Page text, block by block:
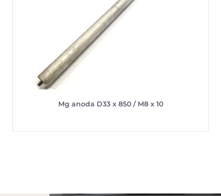
Mg anoda D33 x 850 / M8 x 10